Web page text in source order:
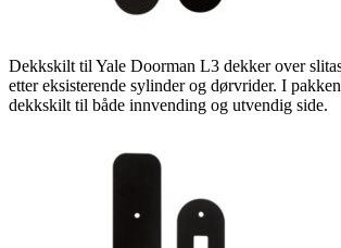
Dekkskilt til Yale Doorman L3 dekker over
etter eksisterende sylinder og dørvrider. I
dekkskilt til både innvending og utvendig side.